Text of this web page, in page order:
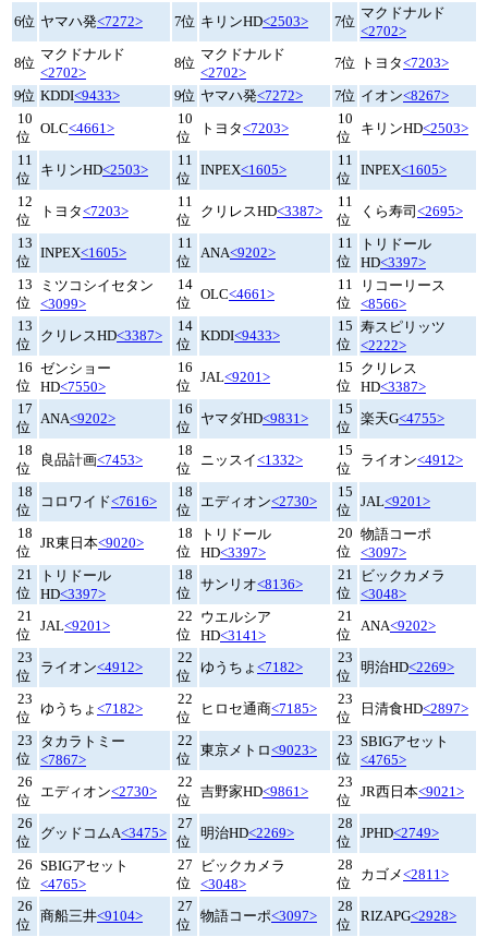
6位 ヤマハ発<7272> 7位 キリンHD<2503> 7位
マクドナルド
<2702>
8位
マクドナルド
<2702>
8位
マクドナルド
<2702>
7位 トヨタ<7203>
9位 KDDI<9433> 9位 ヤマハ発<7272> 7位 イオン<8267>
10
位
OLC<4661>
10
位
トヨタ<7203>
10
位
キリンHD<2503>
11
位
キリンHD<2503>
11
位
INPEX<1605>
11
位
INPEX<1605>
12
位
トヨタ<7203>
11
位
クリレスHD<3387>
11
位
くら寿司<2695>
13
位
INPEX<1605>
11
位
ANA<9202>
11
位
トリドール
HD<3397>
13
位
ミツコシイセタン
<3099>
14
位
OLC<4661>
11
位
リコーリース
<8566>
13
位
クリレスHD<3387>
14
位
KDDI<9433>
15
位
寿スピリッツ
<2222>
16
位
ゼンショー
HD<7550>
16
位
JAL<9201>
15
位
クリレス
HD<3387>
17
位
ANA<9202>
16
位
ヤマダHD<9831>
15
位
楽天G<4755>
18
位
良品計画<7453>
18
位
ニッスイ<1332>
15
位
ライオン<4912>
18
位
コロワイド<7616>
18
位
エディオン<2730>
15
位
JAL<9201>
18
位
JR東日本<9020>
18
位
トリドール
HD<3397>
20
位
物語コーポ
<3097>
21
位
トリドール
HD<3397>
18
位
サンリオ<8136>
21
位
ビックカメラ
<3048>
21
位
JAL<9201>
22
位
ウエルシア
HD<3141>
21
位
ANA<9202>
23
位
ライオン<4912>
22
位
ゆうちょ <7182>
23
位
明治HD<2269>
23
位
ゆうちょ <7182>
22
位
ヒロセ通商<7185>
23
位
日清食HD<2897>
23
位
タカラトミー
<7867>
22
位
東京メトロ<9023>
23
位
SBIGアセット
<4765>
26
位
エディオン<2730>
22
位
吉野家HD<9861>
23
位
JR西日本<9021>
26
位
グッドコムA<3475>
27
位
明治HD<2269>
28
位
JPHD<2749>
26
位
SBIGアセット
<4765>
27
位
ビックカメラ
<3048>
28
位
カゴメ<2811>
26
位
商船三井<9104>
27
位
物語コーポ<3097>
28
位
RIZAPG<2928>